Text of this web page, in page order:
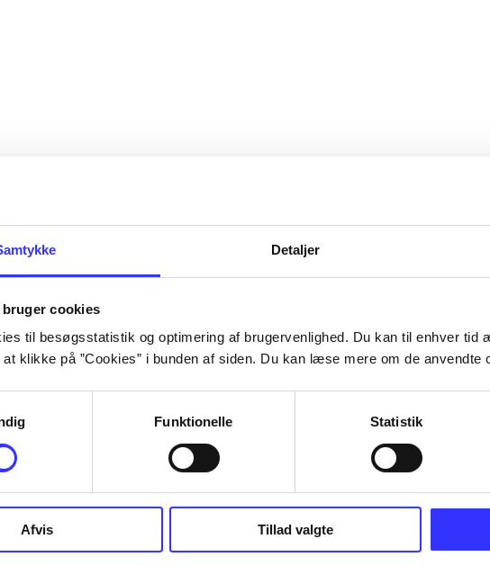
Detaljer
bruger cookies
til besøgsstatistik og optimering af brugervenlighed. Du kan til enhver
klikke på ”Cookies” i bunden af siden. Du kan læse mere om de anvendte
Funktionelle Statistik
Afvis Tillad valgte